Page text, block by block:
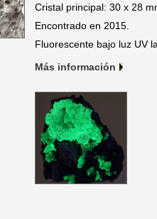
Cristal principal: 30 x 28
Encontrado en 2015.
Fluorescente bajo luz UV
Más información